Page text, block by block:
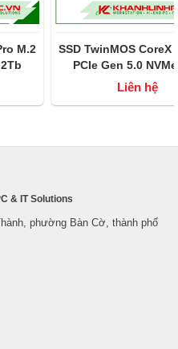
SSD TwinMOS CoreX Pro M.2
PCIe Gen 5.0 NVMe 1Tb
(đọc/ghi 14000 MB/s -
& IT Solutions
phường Bàn Cờ, thành phố